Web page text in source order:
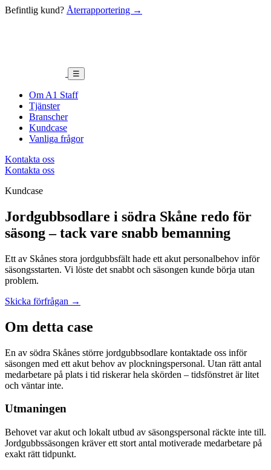
Befintlig kund? Återrapportering →
☰
Om A1 Staff
Tjänster
Branscher
Kundcase
Vanliga frågor
Kontakta oss
Kontakta oss
Kundcase
Jordgubbsodlare i södra Skåne redo för
säsong – tack vare snabb bemanning
Ett av Skånes stora jordgubbsfält hade ett akut personalbehov inför
säsongsstarten. Vi löste det snabbt och säsongen kunde börja utan
problem.
Skicka förfrågan →
Om detta case
En av södra Skånes större jordgubbsodlare kontaktade oss inför
säsongen med ett akut behov av plockningspersonal. Utan rätt antal
medarbetare på plats i tid riskerar hela skörden – tidsfönstret är litet
och väntar inte.
Utmaningen
Behovet var akut och lokalt utbud av säsongspersonal räckte inte till.
Jordgubbssäsongen kräver ett stort antal motiverade medarbetare på
exakt rätt tidpunkt.